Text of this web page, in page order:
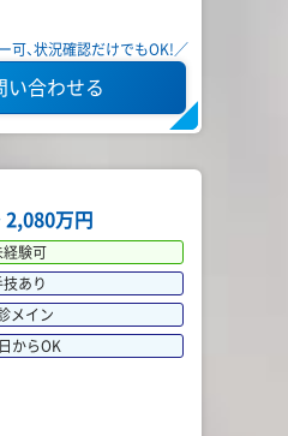
可、状況確認だけでもOK!／
い合わせる
2,080万円
経験可
あり
メイン
からOK